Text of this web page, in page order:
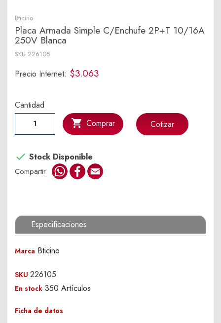
Bticino
Placa Armada Simple C/Enchufe 2P+T 10/16A
250V Blanca
SKU 226105
Precio Internet: $3.063
Cantidad
 Comprar
 Stock Disponible
Cotizar
Compartir WhatsApp
Facebook
Especificaciones
Marca Bticino
SKU 226105
En stock 350 Artículos
Ficha de datos